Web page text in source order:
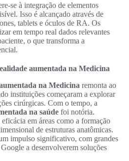
se à integração de elementos
Isso é alcançado através de
tablets e óculos de RA. Os
em tempo real dados relevantes
o que transforma a
aumentada na Medicina
na Medicina remonta ao
instituições começaram a explorar
cirúrgicas. Com o tempo, a
na saúde foi notória.
em áreas como a formação
de estruturas anatômicas.
impulso significativo, com grandes
a desenvolverem soluções